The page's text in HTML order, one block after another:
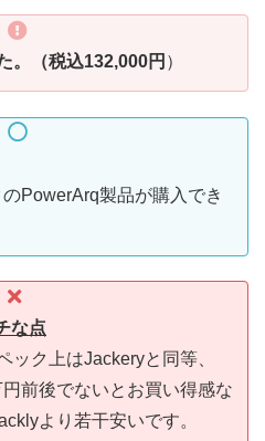
。（税込132,000円 ）
PowerArq製品が購入でき
な点
ック上はJackeryと同等、
前後でないとお買い得感な
より若干安いです。